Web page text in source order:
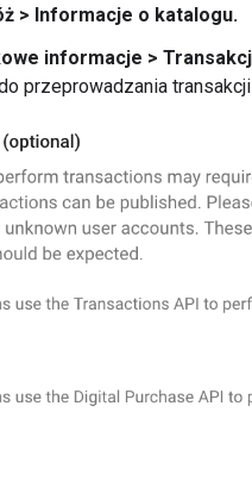
> Informacje o katalogu.
informacje >
do przeprowadzania